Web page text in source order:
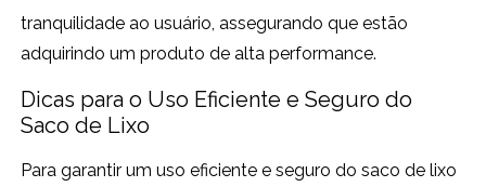
tranquilidade ao usuário, assegurando que estão
adquirindo um produto de alta performance.
Dicas para o Uso Eficiente e Seguro do
Saco de Lixo
Para garantir um uso eficiente e seguro do saco de lixo